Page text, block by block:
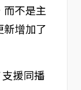
而不是主
新增加了